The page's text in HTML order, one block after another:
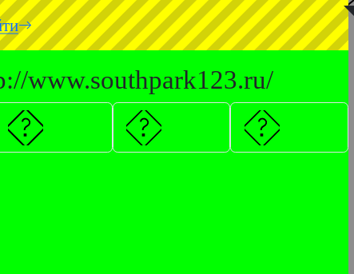
www.southpark123.ru/
◥